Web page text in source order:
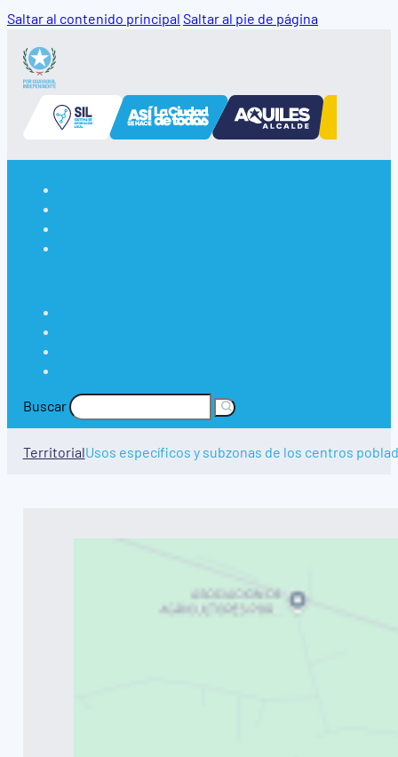
Saltar al contenido principal Saltar al pie de página
Buscar
TerritorialUsos específicos y subzonas de los centros